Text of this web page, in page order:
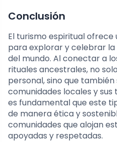
Conclusión
El turismo espiritual
para explorar y celebrar
del mundo. Al conectar a
rituales ancestrales, no
personal, sino que también
comunidades locales y sus
es fundamental que este
de manera ética y
comunidades que alojan
apoyadas y respetadas.